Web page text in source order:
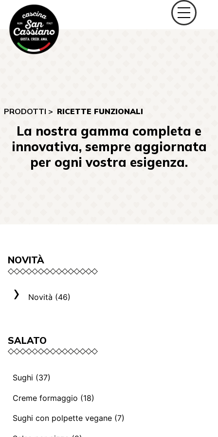
PRODOTTI > RICETTE FUNZIONALI
La nostra gamma completa e
innovativa, sempre aggiornata
per ogni vostra esigenza.
NOVITÀ
Novità (46)
SALATO
Sughi (37)
Sughi e ragù vegani (13)
Mediterranei (3)
Sughi e ragù (14)
Creme formaggio (18)
La selezione Roma (3)
Sughi con polpette vegane (7)